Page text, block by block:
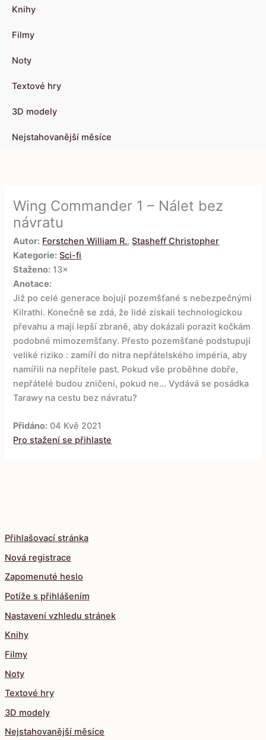
Knihy
Filmy
Noty
Textové hry
3D modely
Nejstahovanější měsíce
Přihlašovací stránka
Nová registrace
Zapomenuté heslo
Potíže s přihlášením
Nastavení vzhledu stránek
Knihy
Filmy
Noty
Textové hry
3D modely
Nejstahovanější měsíce
Wing Commander 1 – Nálet bez
návratu
Autor: Forstchen William R.,Stasheff Christopher
Kategorie: Sci-fi
Staženo: 13×
Anotace:
Již po celé generace bojují pozemšťané s nebezpečnými
Kilrathi. Konečně se zdá, že lidé získali technologickou
převahu a mají lepší zbraně, aby dokázali porazit kočkám
podobné mimozemšťany. Přesto pozemšťané podstupují
veliké riziko : zamíří do nitra nepřátelského impéria, aby
namířili na nepřítele past. Pokud vše proběhne dobře,
nepřátelé budou zničeni, pokud ne… Vydává se posádka
Tarawy na cestu bez návratu?
Přidáno: 04 Kvě 2021
Pro stažení se přihlaste